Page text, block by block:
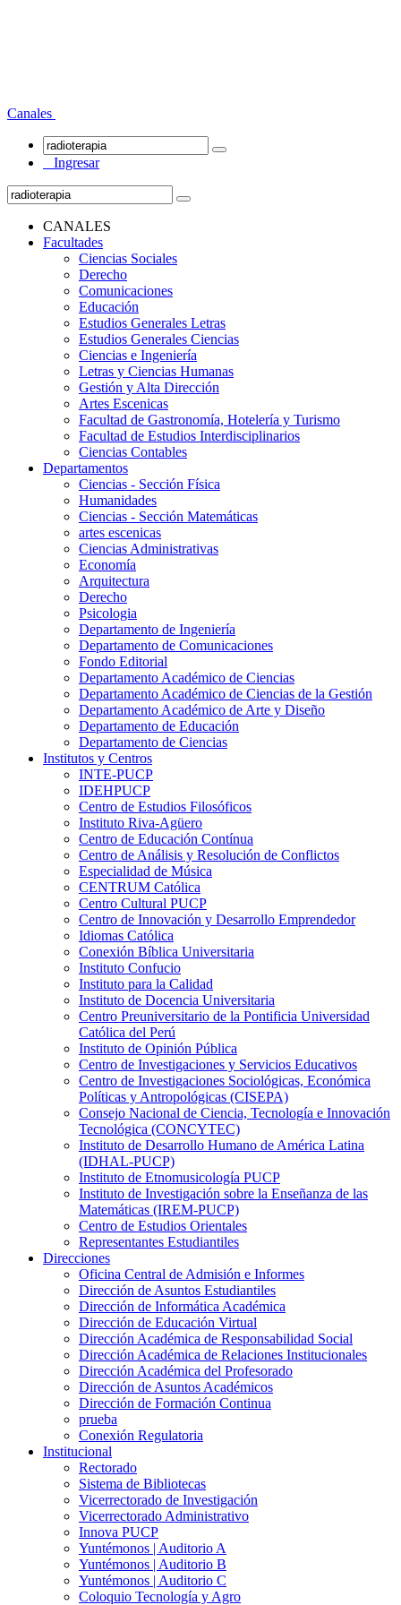
Canales
Ingresar
CANALES
Facultades
Ciencias Sociales
Derecho
Comunicaciones
Educación
Estudios Generales Letras
Estudios Generales Ciencias
Ciencias e Ingeniería
Letras y Ciencias Humanas
Gestión y Alta Dirección
Artes Escenicas
Facultad de Gastronomía, Hotelería y Turismo
Facultad de Estudios Interdisciplinarios
Ciencias Contables
Departamentos
Ciencias - Sección Física
Humanidades
Ciencias - Sección Matemáticas
artes escenicas
Ciencias Administrativas
Economía
Arquitectura
Derecho
Psicologia
Departamento de Ingeniería
Departamento de Comunicaciones
Fondo Editorial
Departamento Académico de Ciencias
Departamento Académico de Ciencias de la Gestión
Departamento Académico de Arte y Diseño
Departamento de Educación
Departamento de Ciencias
Institutos y Centros
INTE-PUCP
IDEHPUCP
Centro de Estudios Filosóficos
Instituto Riva-Agüero
Centro de Educación Contínua
Centro de Análisis y Resolución de Conflictos
Especialidad de Música
CENTRUM Católica
Centro Cultural PUCP
Centro de Innovación y Desarrollo Emprendedor
Idiomas Católica
Conexión Bíblica Universitaria
Instituto Confucio
Instituto para la Calidad
Instituto de Docencia Universitaria
Centro Preuniversitario de la Pontificia Universidad
Católica del Perú
Instituto de Opinión Pública
Centro de Investigaciones y Servicios Educativos
Centro de Investigaciones Sociológicas, Económica
Políticas y Antropológicas (CISEPA)
Consejo Nacional de Ciencia, Tecnología e Innovación
Tecnológica (CONCYTEC)
Instituto de Desarrollo Humano de América Latina
(IDHAL-PUCP)
Instituto de Etnomusicología PUCP
Instituto de Investigación sobre la Enseñanza de las
Matemáticas (IREM-PUCP)
Centro de Estudios Orientales
Representantes Estudiantiles
Direcciones
Oficina Central de Admisión e Informes
Dirección de Asuntos Estudiantiles
Dirección de Informática Académica
Dirección de Educación Virtual
Dirección Académica de Responsabilidad Social
Dirección Académica de Relaciones Institucionales
Dirección Académica del Profesorado
Dirección de Asuntos Académicos
Dirección de Formación Continua
prueba
Conexión Regulatoria
Institucional
Rectorado
Sistema de Bibliotecas
Vicerrectorado de Investigación
Vicerrectorado Administrativo
Innova PUCP
Yuntémonos | Auditorio A
Yuntémonos | Auditorio B
Yuntémonos | Auditorio C
Coloquio Tecnología y Agro